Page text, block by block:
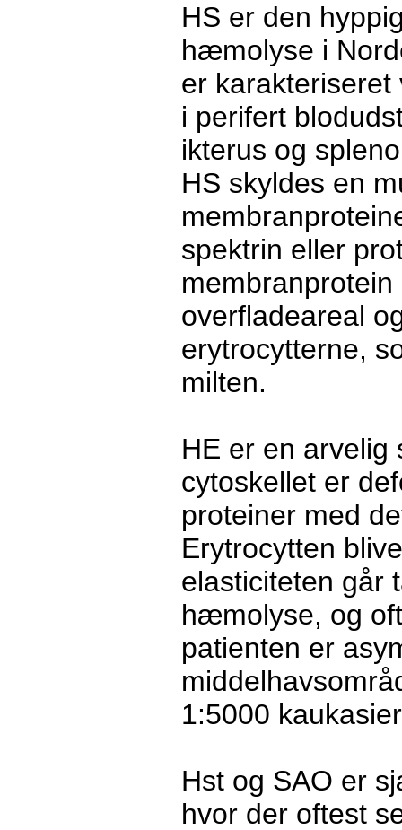
HS er den
hæmolyse i
er
i perifert
ikterus og
HS skyldes en
spektrin eller
overfladeareal
erytrocytterne,
milten.
HE er en arvelig
cytoskellet er
proteiner med
Erytrocytten
elasticiteten går
hæmolyse, og
patienten er
1:5000
Hst og SAO er
hvor der oftest